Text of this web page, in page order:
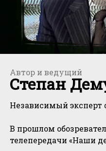
Автор и ведущий
Степан
Независимый эксперт
В прошлом
телепередачи «Наши